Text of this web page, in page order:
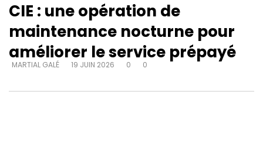
CIE : une opération de
maintenance nocturne pour
améliorer le service prépayé
MARTIAL GALÉ 19 JUIN 2026 0 0